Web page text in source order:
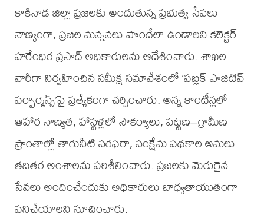
కాకినాడ జిల్లా ప్రజలకు అందుతున్న ప్రభుత్వ సేవలు
నాణ్యంగా, ప్రజల మన్ననలు పొందేలా ఉండాలని కలెక్టర్
హరేంధిర ప్రసాద్ అధికారులను ఆదేశించారు. శాఖల
వారీగా నిర్వహించిన సమీక్ష సమావేశంలో ‘పబ్లిక్ పాజిటివ్
పర్ఫార్మెన్స్’పై ప్రత్యేకంగా చర్చించారు. అన్న కాంటీన్లలో
ఆహార నాణ్యత, హాస్టళ్లలో సౌకర్యాలు, పట్టణ–గ్రామీణ
ప్రాంతాల్లో తాగునీటి సరఫరా, సంక్షేమ పథకాల అమలు
తదితర అంశాలను పరిశీలించారు. ప్రజలకు మెరుగైన
సేవలు అందించేందుకు అధికారులు బాధ్యతాయుతంగా
పనిచేయాలని సూచించారు.